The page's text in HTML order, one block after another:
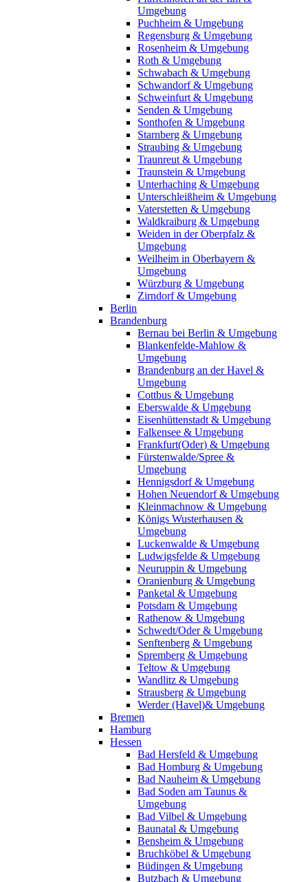
Umgebung
Puchheim & Umgebung
Regensburg & Umgebung
Rosenheim & Umgebung
Roth & Umgebung
Schwabach & Umgebung
Schwandorf & Umgebung
Schweinfurt & Umgebung
Senden & Umgebung
Sonthofen & Umgebung
Starnberg & Umgebung
Straubing & Umgebung
Traunreut & Umgebung
Traunstein & Umgebung
Unterhaching & Umgebung
Unterschleißheim & Umgebung
Vaterstetten & Umgebung
Waldkraiburg & Umgebung
Weiden in der Oberpfalz &
Umgebung
Weilheim in Oberbayern &
Umgebung
Würzburg & Umgebung
Zirndorf & Umgebung
Berlin
Brandenburg
Bernau bei Berlin & Umgebung
Blankenfelde-Mahlow &
Umgebung
Brandenburg an der Havel &
Umgebung
Cottbus & Umgebung
Eberswalde & Umgebung
Eisenhüttenstadt & Umgebung
Falkensee & Umgebung
Frankfurt(Oder) & Umgebung
Fürstenwalde/Spree &
Umgebung
Hennigsdorf & Umgebung
Hohen Neuendorf & Umgebung
Kleinmachnow & Umgebung
Königs Wusterhausen &
Umgebung
Luckenwalde & Umgebung
Ludwigsfelde & Umgebung
Neuruppin & Umgebung
Oranienburg & Umgebung
Panketal & Umgebung
Potsdam & Umgebung
Rathenow & Umgebung
Schwedt/Oder & Umgebung
Senftenberg & Umgebung
Spremberg & Umgebung
Teltow & Umgebung
Wandlitz & Umgebung
Strausberg & Umgebung
Werder (Havel)& Umgebung
Bremen
Hamburg
Hessen
Bad Hersfeld & Umgebung
Bad Homburg & Umgebung
Bad Nauheim & Umgebung
Bad Soden am Taunus &
Umgebung
Bad Vilbel & Umgebung
Baunatal & Umgebung
Bensheim & Umgebung
Bruchköbel & Umgebung
Büdingen & Umgebung
Butzbach & Umgebung